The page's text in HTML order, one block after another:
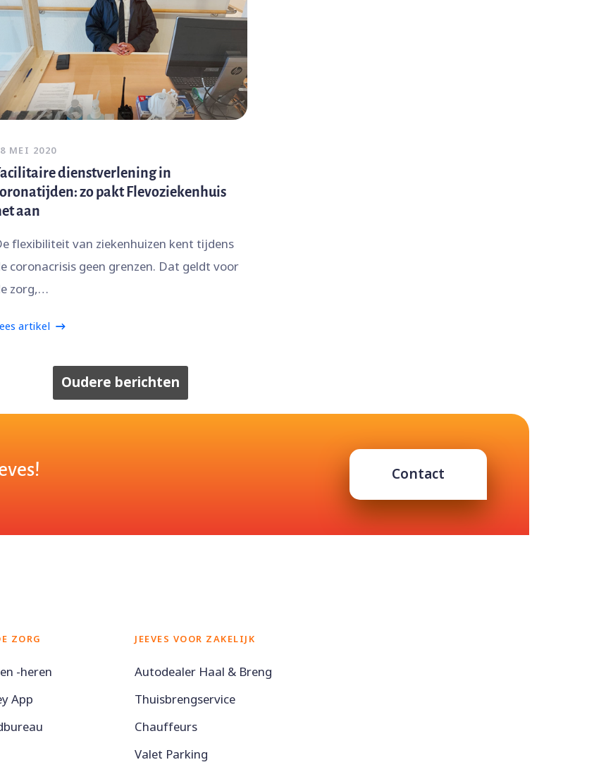
MEI 2020
dienstverlening in
zo pakt Flevoziekenhuis
aan
flexibiliteit van ziekenhuizen kent tijdens
coronacrisis geen grenzen. Dat geldt voor
zorg,…
artikel
Oudere berichten
Contact
ZORG
-heren
App
JEEVES VOOR ZAKELIJK
Autodealer Haal & Breng
Thuisbrengservice
Chauffeurs
Valet Parking